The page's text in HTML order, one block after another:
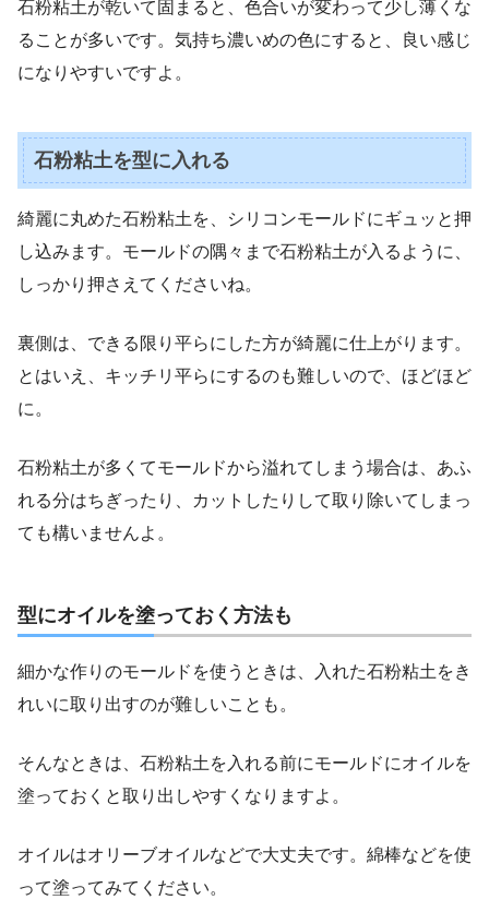
石粉粘土が乾いて固まると、色合いが変わって少し薄くな
ることが多いです。気持ち濃いめの色にすると、良い感じ
になりやすいですよ。
石粉粘土を型に入れる
綺麗に丸めた石粉粘土を、シリコンモールドにギュッと押
し込みます。 モールドの隅々まで石粉粘土が入るように、
しっかり押さえてくださいね。
裏側は、できる限り平らにした方が綺麗に仕上がります。
とはいえ、キッチリ平らにするのも難しいので、ほどほど
に。
石粉粘土が多くてモールドから溢れてしまう場合は、あふ
れる分はちぎったり、カットしたりして取り除いてしまっ
ても構いませんよ。
型にオイルを塗っておく方法も
細かな作りのモールドを使うときは、入れた石粉粘土をき
れいに取り出すのが難しいことも。
そんなときは、石粉粘土を入れる前にモールドにオイルを
塗っておくと取り出しやすくなりますよ。
オイルはオリーブオイルなどで大丈夫です。綿棒などを使
って塗ってみてください。